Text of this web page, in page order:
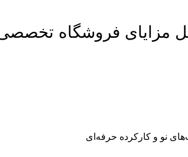
مزایای فروشگاه